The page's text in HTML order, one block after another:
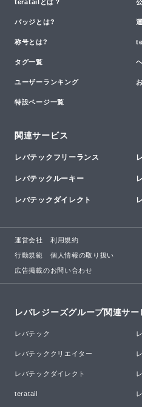
teratailとは？
バッジとは?
称号とは?
タグ一覧
ユーザーランキング
特設ページ一覧
関連サービス
レバテックフリーランス
レバテックルーキー
レバテックダイレクト
運営会社 利用規約
行動規範 個人情報の取り扱い
広告掲載のお問い合わせ
レバレジーズグループ関連サー
レバテック
レバテッククリエイター
レバテックダイレクト
teratail